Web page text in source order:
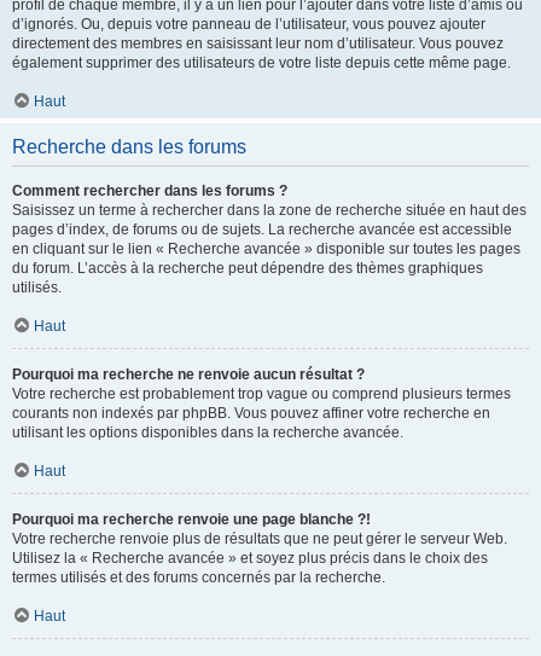
profil de chaque membre, il y a un lien pour l’ajouter dans votre liste d’amis ou
d’ignorés. Ou, depuis votre panneau de l’utilisateur, vous pouvez ajouter
directement des membres en saisissant leur nom d’utilisateur. Vous pouvez
également supprimer des utilisateurs de votre liste depuis cette même page.
Haut
Recherche dans les forums
Comment rechercher dans les forums ?
Saisissez un terme à rechercher dans la zone de recherche située en haut des
pages d’index, de forums ou de sujets. La recherche avancée est accessible
en cliquant sur le lien « Recherche avancée » disponible sur toutes les pages
du forum. L’accès à la recherche peut dépendre des thèmes graphiques
utilisés.
Haut
Pourquoi ma recherche ne renvoie aucun résultat ?
Votre recherche est probablement trop vague ou comprend plusieurs termes
courants non indexés par phpBB. Vous pouvez affiner votre recherche en
utilisant les options disponibles dans la recherche avancée.
Haut
Pourquoi ma recherche renvoie une page blanche ?!
Votre recherche renvoie plus de résultats que ne peut gérer le serveur Web.
Utilisez la « Recherche avancée » et soyez plus précis dans le choix des
termes utilisés et des forums concernés par la recherche.
Haut